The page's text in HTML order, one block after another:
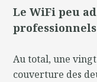
Le WiFi peu
professionnels
Au total, une
couverture des